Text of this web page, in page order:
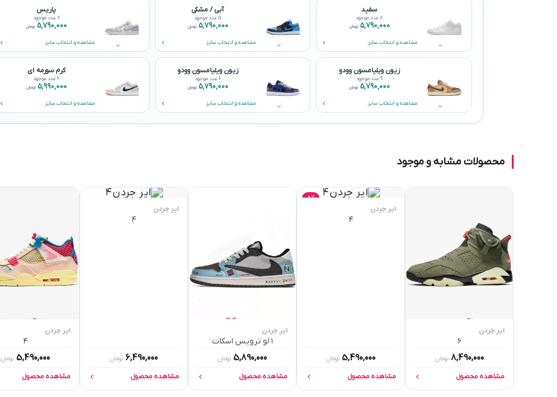
سفید
8 عدد موجود
5,790,000 تومان
مشاهده و انتخاب سایز
آبی / مشکی
5 عدد موجود
5,790,000 تومان
مشاهده و انتخاب سایز
پاریس
7 عدد موجود
5,790,000 تومان
مشاهده و انتخاب سایز
زیون ویلیامسون وودو
9 عدد موجود
5,790,000 تومان
مشاهده و انتخاب سایز
زیون ویلیامسون وودو
6 عدد موجود
5,790,000 تومان
مشاهده و انتخاب سایز
کرم سورمه ای
6 عدد موجود
5,990,000 تومان
مشاهده و انتخاب سایز
محصولات مشابه و موجود
ایر جردن
6
8,490,000 تومان
مشاهده محصول
8٪
ایر جردن
۴
5,490,000 تومان
مشاهده محصول
ایر جردن
۱ لو ترویس اسکات
5,890,000 تومان
مشاهده محصول
ایر جردن
۴
6,490,000 تومان
مشاهده محصول
ایر جردن
۴
5,490,000 تومان
مشاهده محصول